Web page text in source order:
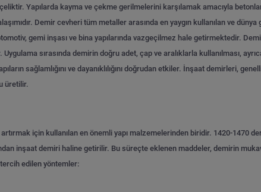
Yapılarda kayma ve çekme gerilmelerini karşılamak amacıyla
Demir cevheri tüm metaller arasında en yaygın kullanılan ve
gemi inşası ve bina yapılarında vazgeçilmez hale getirmektedir.
Uygulama sırasında demirin doğru adet, çap ve aralıklarla kullanılması,
sağlamlığını ve dayanıklılığını doğrudan etkiler. İnşaat demirleri,
üretilir.
artırmak için kullanılan en önemli yapı malzemelerinden biridir. 1420-1470
inşaat demiri haline getirilir. Bu süreçte eklenen maddeler, demirin
edilen yöntemler: